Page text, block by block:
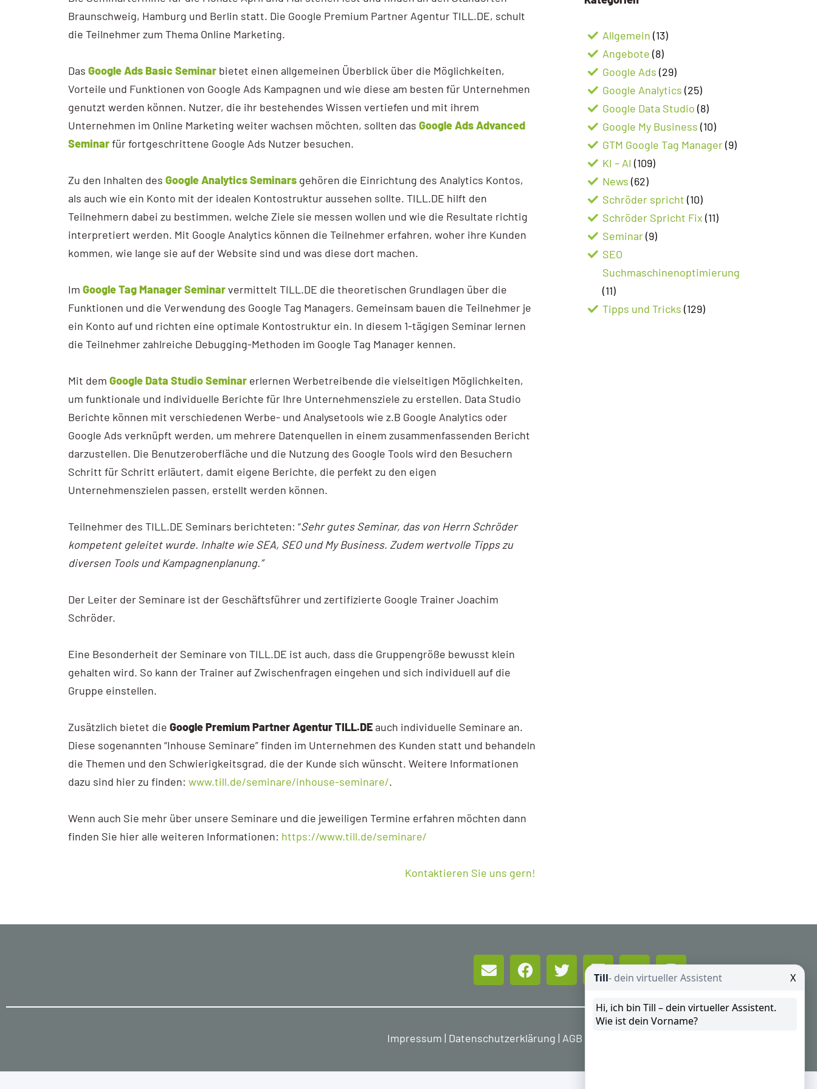
AI / KI Wissen
KI Prompting
Google NotebookLM
Search vs Chatbot
Google Data Studio
Data Studio
Braunschweig, Hamburg und Berlin statt. Die Google Premium Partner Agentur TILL.DE, schult
die Teilnehmer zum Thema Online Marketing.
Das Google Ads Basic Seminar bietet einen allgemeinen Überblick über die Möglichkeiten,
Vorteile und Funktionen von Google Ads Kampagnen und wie diese am besten für Unternehmen
genutzt werden können. Nutzer, die ihr bestehendes Wissen vertiefen und mit ihrem
Unternehmen im Online Marketing weiter wachsen möchten, sollten das Google Ads Advanced
Seminarfür fortgeschrittene Google Ads Nutzer besuchen.
Zu den Inhalten des Google Analytics Seminars gehören die Einrichtung des Analytics Kontos,
als auch wie ein Konto mit der idealen Kontostruktur aussehen sollte. TILL.DE hilft den
Teilnehmern dabei zu bestimmen, welche Ziele sie messen wollen und wie die Resultate richtig
interpretiert werden. Mit Google Analytics können die Teilnehmer erfahren, woher ihre Kunden
kommen, wie lange sie auf der Website sind und was diese dort machen.
Im Google Tag Manager Seminarvermittelt TILL.DE die theoretischen Grundlagen über die
Funktionen und die Verwendung des Google Tag Managers. Gemeinsam bauen die Teilnehmer je
ein Konto auf und richten eine optimale Kontostruktur ein. In diesem 1-tägigen Seminar lernen
die Teilnehmer zahlreiche Debugging-Methoden im Google Tag Manager kennen.
Mit dem Google Data Studio Seminar erlernen Werbetreibende die vielseitigen Möglichkeiten,
um funktionale und individuelle Berichte für Ihre Unternehmensziele zu erstellen. Data Studio
Berichte können mit verschiedenen Werbe- und Analysetools wie z.B Google Analytics oder
Google Ads verknüpft werden, um mehrere Datenquellen in einem zusammenfassenden Bericht
darzustellen. Die Benutzeroberfläche und die Nutzung des Google Tools wird den Besuchern
Schritt für Schritt erläutert, damit eigene Berichte, die perfekt zu den eigen
Unternehmenszielen passen, erstellt werden können.
Teilnehmer des TILL.DE Seminars berichteten: “Sehr gutes Seminar, das von Herrn Schröder
kompetent geleitet wurde. Inhalte wie SEA, SEO und My Business. Zudem wertvolle Tipps zu
diversen Tools und Kampagnenplanung.”
Der Leiter der Seminare ist der Geschäftsführer und zertifizierte Google Trainer Joachim
Schröder.
Eine Besonderheit der Seminare von TILL.DE ist auch, dass die Gruppengröße bewusst klein
gehalten wird. So kann der Trainer auf Zwischenfragen eingehen und sich individuell auf die
Gruppe einstellen.
Zusätzlich bietet die Google Premium Partner Agentur TILL.DEauch individuelle Seminare an.
Diese sogenannten “Inhouse Seminare” finden im Unternehmen des Kunden statt und behandeln
die Themen und den Schwierigkeitsgrad, die der Kunde sich wünscht. Weitere Informationen
dazu sind hier zu finden: www.till.de/seminare/inhouse-seminare/.
Wenn auch Sie mehr über unsere Seminare und die jeweiligen Termine erfahren möchten dann
finden Sie hier alle weiteren Informationen: https://www.till.de/seminare/
Kontaktieren Sie uns gern!
Allgemein (13)
Angebote (8)
Google Ads (29)
Google Analytics (25)
Google Data Studio (8)
Google My Business (10)
GTM Google Tag Manager(9)
KI – AI (109)
News (62)
Schröder spricht (10)
Schröder Spricht Fix (11)
Seminar(9)
SEO
Suchmaschinenoptimierung
(11)
Tipps und Tricks (129)
Impressum | Datenschutzerklärung | AGB